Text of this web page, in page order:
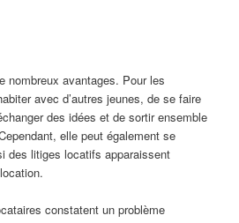
nombreux avantages. Pour les
avec d’autres jeunes, de se faire
des idées et de sortir ensemble
elle peut également se
des litiges locatifs apparaissent
constatent un problème